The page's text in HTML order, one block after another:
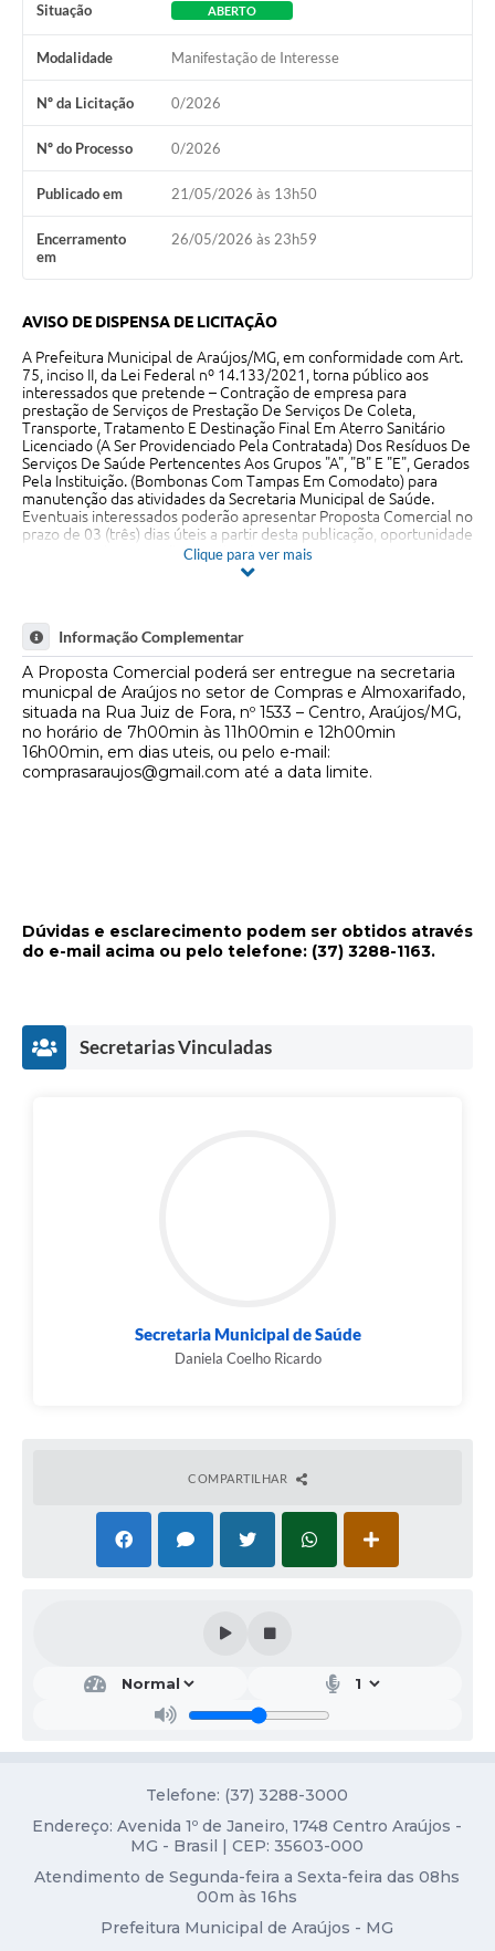
Notícias
Concursos e Processos Seletivos
Diário Oficial
Acesso a Informação (Transparência)
Lei de Acesso a Informação
Editais
Modelos
Órgãos Municipais
Fala Cidadão
Nota Fiscal Eletrônica - NFSE
Galeria de Fotos
Contratos
Ouvidoria
Projetos
Situação ABERTO
Modalidade Manifestação de Interesse
Nº da Licitação 0/2026
Nº do Processo 0/2026
Publicado em 21/05/2026 às 13h50
Encerramento
em
26/05/2026 às 23h59
AVISO DE DISPENSA DE LICITAÇÃO
A Prefeitura Municipal de Araújos/MG, em conformidade com Art.
75, inciso II, da Lei Federal nº 14.133/2021, torna público aos
interessados que pretende – Contração de empresa para
prestação de Serviços de Prestação De Serviços De Coleta,
Transporte, Tratamento E Destinação Final Em Aterro Sanitário
Licenciado (A Ser Providenciado Pela Contratada) Dos Resíduos De
Serviços De Saúde Pertencentes Aos Grupos "A", "B" E "E", Gerados
Pela Instituição. (Bombonas Com Tampas Em Comodato) para
manutenção das atividades da Secretaria Municipal de Saúde.
Eventuais interessados poderão apresentar Proposta Comercial no
prazo de 03 (três) dias úteis a partir desta publicação, oportunidade
em que a Administração escolherá a proposta mais vantajosa.
Limite para Apresentação da Proposta Comercial: 26 de maio
de 2026, até às 23h59min!
Clique para ver mais
Informação Complementar
A Proposta Comercial poderá ser entregue na secretaria
municpal de Araújos no setor de Compras e Almoxarifado,
situada na Rua Juiz de Fora, nº 1533 – Centro, Araújos/MG,
no horário de 7h00min às 11h00min e 12h00min
16h00min, em dias uteis, ou pelo e-mail:
comprasaraujos@gmail.com até a data limite.
Dúvidas e esclarecimento podem ser obtidos através
do e-mail acima ou pelo telefone: (37) 3288-1163.
Secretarias Vinculadas
Secretaria Municipal de Saúde
Daniela Coelho Ricardo
COMPARTILHAR
Telefone: (37) 3288-3000
Endereço: Avenida 1º de Janeiro, 1748 Centro Araújos -
MG - Brasil | CEP: 35603-000
Atendimento de Segunda-feira a Sexta-feira das 08hs
00m às 16hs
Prefeitura Municipal de Araújos - MG